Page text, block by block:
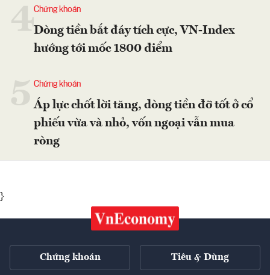
4Chứng khoán
Dòng tiền bắt đáy tích cực, VN-Index
hướng tới mốc 1800 điểm
Chứng khoán
Áp lực chốt lời tăng, dòng tiền đỡ tốt ở cổ
phiếu vừa và nhỏ, vốn ngoại vẫn mua
ròng
}
Chứng khoán Tiêu & Dùng